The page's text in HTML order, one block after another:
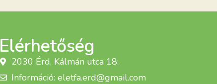
Elérhetőség
2030 Érd, Kálmán utca 18.
Információ: eletfa.erd@gmail.com